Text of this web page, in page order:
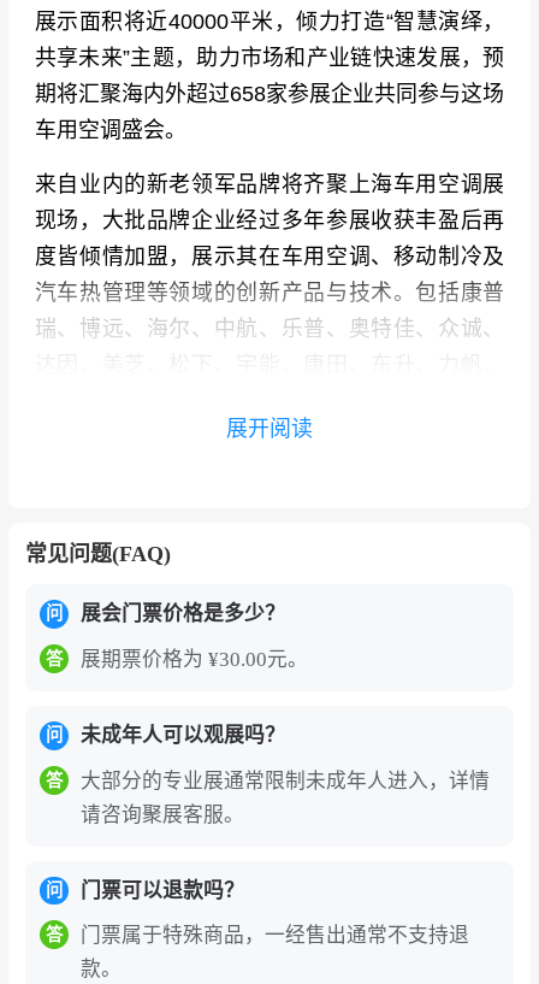
展示面积将近40000平米，倾力打造“智慧演绎，
共享未来”主题，助力市场和产业链快速发展，预
期将汇聚海内外超过658家参展企业共同参与这场
车用空调盛会。
来自业内的新老领军品牌将齐聚上海车用空调展
现场，大批品牌企业经过多年参展收获丰盈后再
度皆倾情加盟，展示其在车用空调、移动制冷及
汽车热管理等领域的创新产品与技术。包括康普
瑞、博远、海尔、中航、乐普、奥特佳、众诚、
高、东频、和亚、全正、天丰、安可佳、德雷
重的地位。
上海国际车用空调及热管理技术展览会（CIAA
R）凭借丰富的行业资源和广阔的人脉网络，定
能为行业人士在应对转型升级过程中的挑战和机
力，在竞争中脱颖而出。
伴随中国汽车产业的快速腾飞，我国移动制冷行
碳、环保的要求不断提高，加速了企业产品创新
及产业升级，市场潜力的巨大更是毋庸置疑。
展开阅读
常见问题(FAQ)
问 展会门票价格是多少？
答 展期票价格为 ¥30.00元。
问 未成年人可以观展吗？
答
大部分的专业展通常限制未成年人进入，详情
请咨询聚展客服。
问 门票可以退款吗？
答
门票属于特殊商品，一经售出通常不支持退
款。